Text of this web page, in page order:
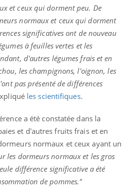
et ceux qui dorment peu. De
normaux et ceux qui dorment
significatives ont de nouveau
à feuilles vertes et les
d'autres légumes frais et en
les champignons, l'oignon, les
pas présenté de différences
les scientifiques.
a été constatée dans la
et d'autres fruits frais et en
normaux et ceux ayant un
les dormeurs normaux et les gros
différence significative a été
de pommes."